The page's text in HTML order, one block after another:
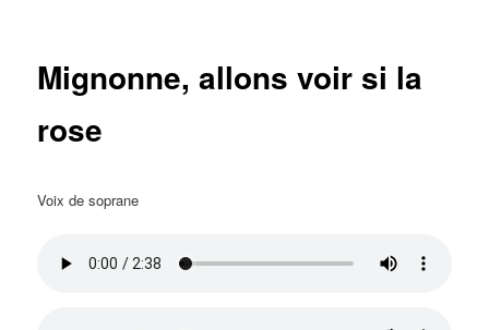
Mignonne, allons voir si la
rose
Voix de soprane